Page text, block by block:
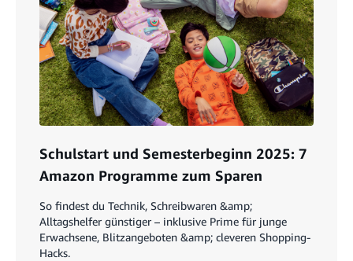
Schulstart und Semesterbeginn 2025: 7
Amazon Programme zum Sparen
So findest du Technik, Schreibwaren &amp;
Alltagshelfer günstiger – inklusive Prime für junge
Erwachsene, Blitzangeboten &amp; cleveren Shopping-
Hacks.